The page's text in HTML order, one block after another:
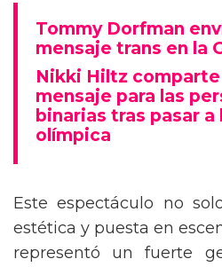
Tommy Dorfman
mensaje trans en la
Nikki Hiltz
mensaje para las
binarias tras pasar a
olímpica
Este espectáculo no
estética y puesta en
representó un fuerte